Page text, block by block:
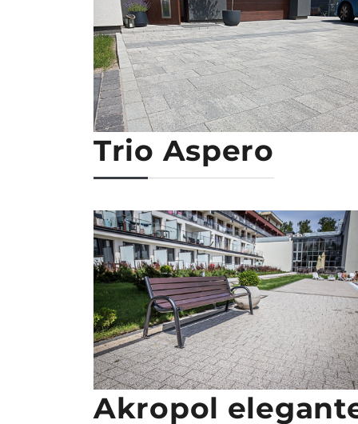
Trio Aspero
Akropol